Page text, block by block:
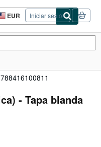
EUR
Preferencias
de
del
Iniciar sesión
- Tapa blanda